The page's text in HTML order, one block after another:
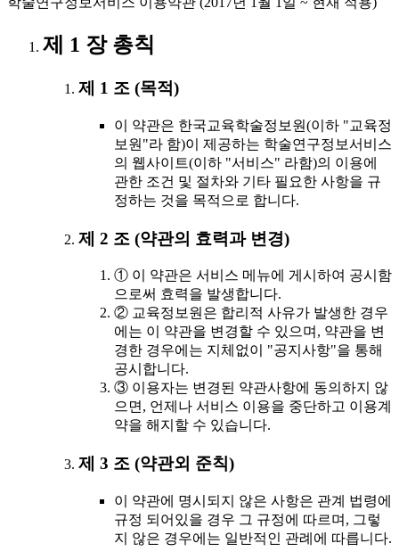
제 1 장 총칙
제 1 조 (목적)
이 약관은 한국교육학술정보원(이하 "교육정
보원"라 함)이 제공하는 학술연구정보서비스
의 웹사이트(이하 "서비스" 라함)의 이용에
관한 조건 및 절차와 기타 필요한 사항을 규
정하는 것을 목적으로 합니다.
제 2 조 (약관의 효력과 변경)
① 이 약관은 서비스 메뉴에 게시하여 공시함
으로써 효력을 발생합니다.
② 교육정보원은 합리적 사유가 발생한 경우
에는 이 약관을 변경할 수 있으며, 약관을 변
경한 경우에는 지체없이 "공지사항"을 통해
공시합니다.
③ 이용자는 변경된 약관사항에 동의하지 않
으면, 언제나 서비스 이용을 중단하고 이용계
약을 해지할 수 있습니다.
제 3 조 (약관외 준칙)
이 약관에 명시되지 않은 사항은 관계 법령에
규정 되어있을 경우 그 규정에 따르며, 그렇
지 않은 경우에는 일반적인 관례에 따릅니다.